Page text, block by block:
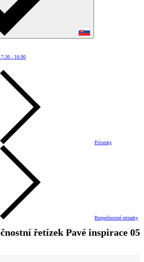
7:30 - 16:00
Prívesky
Bezpečnostné retiazky
řetízek Pavé inspirace 05